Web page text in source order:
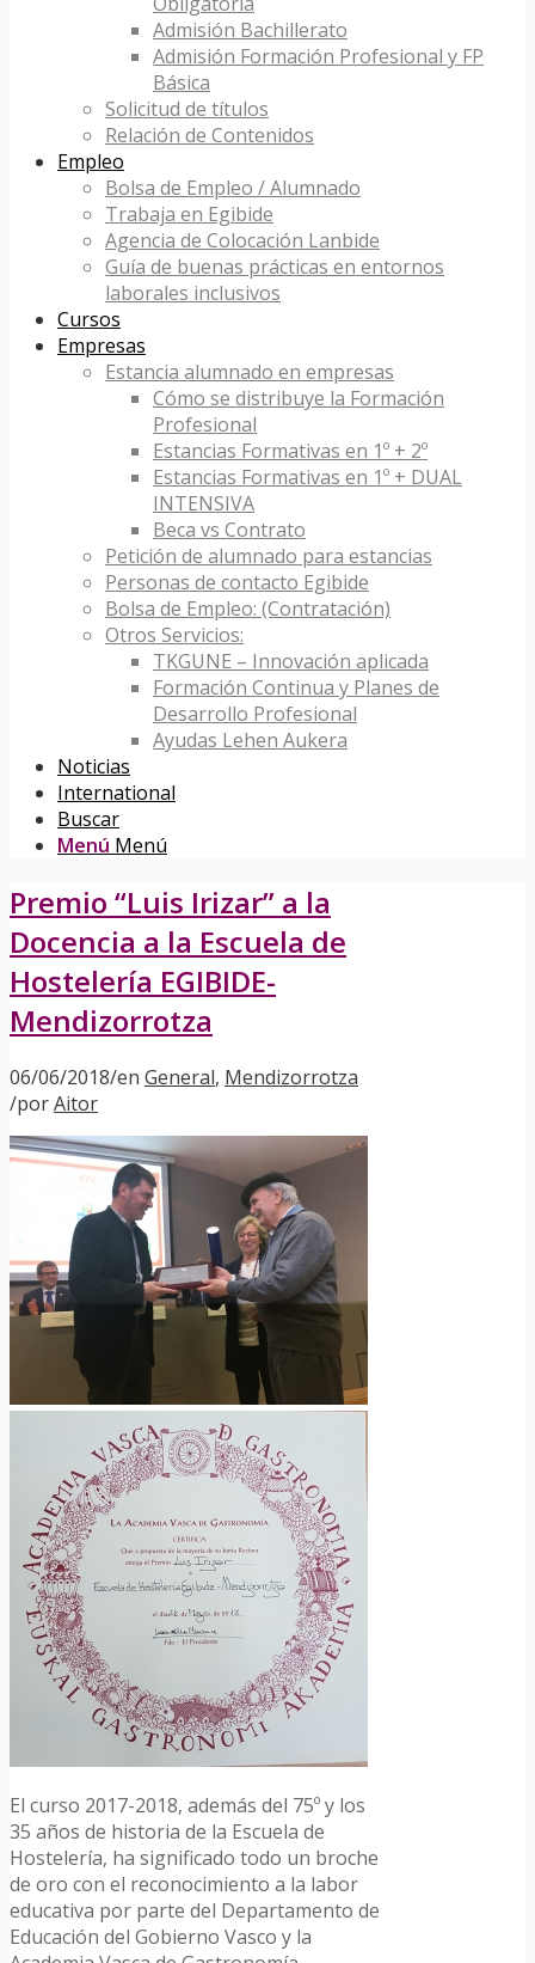
Admisión Bachillerato
Admisión Formación Profesional y FP
Básica
Solicitud de títulos
Relación de Contenidos
Empleo
Bolsa de Empleo / Alumnado
Trabaja en Egibide
Agencia de Colocación Lanbide
Guía de buenas prácticas en entornos
laborales inclusivos
Cursos
Empresas
Estancia alumnado en empresas
Cómo se distribuye la Formación
Profesional
Estancias Formativas en 1º + 2º
Estancias Formativas en 1º + DUAL
INTENSIVA
Beca vs Contrato
Petición de alumnado para estancias
Personas de contacto Egibide
Bolsa de Empleo: (Contratación)
Otros Servicios:
TKGUNE – Innovación aplicada
Formación Continua y Planes de
Desarrollo Profesional
Ayudas Lehen Aukera
Noticias
International
Buscar
Menú Menú
Premio “Luis Irizar” a la
Docencia a la Escuela de
Hostelería EGIBIDE-
Mendizorrotza
06/06/2018/en General, Mendizorrotza
/porAitor
El curso 2017-2018, además del 75º y los
35 años de historia de la Escuela de
Hostelería, ha significado todo un broche
de oro con el reconocimiento a la labor
educativa por parte del Departamento de
Educación del Gobierno Vasco y la